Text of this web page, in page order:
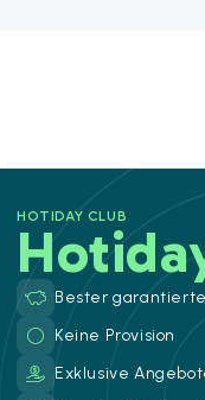
HOTIDAY CLUB
Bester
Keine Provision
Exklusive